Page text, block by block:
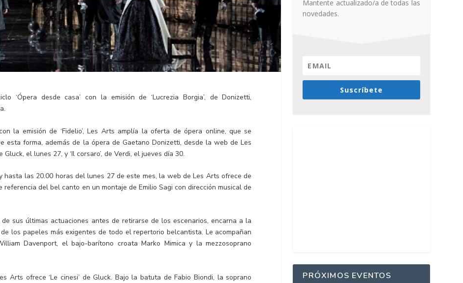
‘Ópera desde casa’ con la emisión de ‘Lucrezia Borgia’, de Donizetti,
la emisión de ‘Fidelio’, Les Arts amplía la oferta de ópera online, que se
esta forma, además de la ópera de Gaetano Donizetti, desde la web de Les
el lunes 27, y ‘Il corsaro’, de Verdi, el jueves día 30.
las 20.00 horas del lunes 27 de este mes, la web de Les Arts ofrece de
del bel canto en un montaje de Emilio Sagi con dirección musical de
sus últimas actuaciones antes de retirarse de los escenarios, encarna a la
los papeles más exigentes de todo el repertorio belcantista. Le acompañan
Davenport, el bajo-barítono croata Marko Mimica y la mezzosoprano
Arts ofrece ‘Le cinesi’ de Gluck. Bajo la batuta de Fabio Biondi, la soprano
Mantente actualizado/a de todas las
novedades.
Suscríbete
PRÓXIMOS EVENTOS